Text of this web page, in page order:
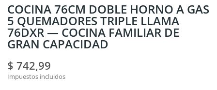
COCINA 76CM DOBLE HORNO A GAS
5 QUEMADORES TRIPLE LLAMA
76DXR — COCINA FAMILIAR DE
GRAN CAPACIDAD
$ 742,99
Impuestos incluidos